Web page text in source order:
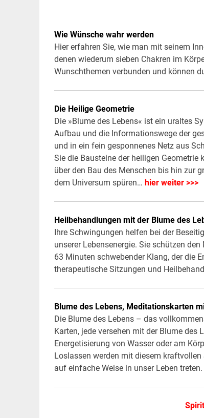
Wie Wünsche wahr werden
Hier erfahren Sie, wie man mit seinem
denen wiederum sieben Chakren im
Wunschthemen verbunden und können
Die Heilige Geometrie
Die »Blume des Lebens« ist ein uraltes
Aufbau und die Informationswege der
und in ein fein gesponnenes Netz aus
Sie die Bausteine der heiligen
über den Bau des Menschen bis hin zur
dem Universum spüren… hier weiter >>>
Heilbehandlungen mit der Blume des
Ihre Schwingungen helfen bei der
unserer Lebensenergie. Sie schützen
63 Minuten schwebender Klang, der die
therapeutische Sitzungen und
Blume des Lebens, Meditationskarten
Die Blume des Lebens – das
Karten, jede versehen mit der Blume des
Energetisierung von Wasser oder am
Loslassen werden mit diesem
auf einfache Weise in unser Leben treten.